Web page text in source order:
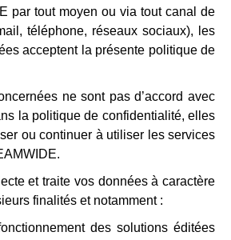
par tout moyen ou via tout canal de
téléphone, réseaux sociaux), les
acceptent la présente politique de
ne sont pas d’accord avec
la politique de confidentialité, elles
ou continuer à utiliser les services
et traite vos données à caractère
finalités et notamment :
des solutions éditées